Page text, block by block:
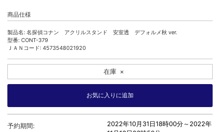
商品仕様
製品名: 名探偵コナン アクリルスタンド 安室透 デフォルメ秋 ver.
型番: CONT-379
ＪＡＮコード: 4573548021920
在庫 ×
予約期間: 2022年10月31日18時00分～2022年